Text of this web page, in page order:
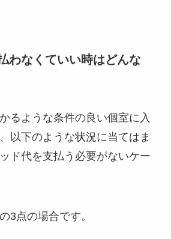
わなくていい時はどんな
るような条件の良い個室に入
以下のような状況に当てはま
ド代を支払う必要がないケー
3点の場合です。